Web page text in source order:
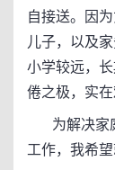
自接送。因
儿子，以及
小学较远，
倦之极，实在
为解决家庭
工作，我希